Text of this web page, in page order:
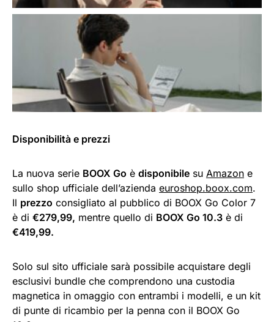
Disponibilità e prezzi
La nuova serie BOOX Go è disponibile su Amazon e
sullo shop ufficiale dell’azienda euroshop.boox.com.
Il prezzo consigliato al pubblico di BOOX Go Color 7
è di €279,99, mentre quello di BOOX Go 10.3 è di
€419,99.
Solo sul sito ufficiale sarà possibile acquistare degli
esclusivi bundle che comprendono una custodia
magnetica in omaggio con entrambi i modelli, e un kit
di punte di ricambio per la penna con il BOOX Go